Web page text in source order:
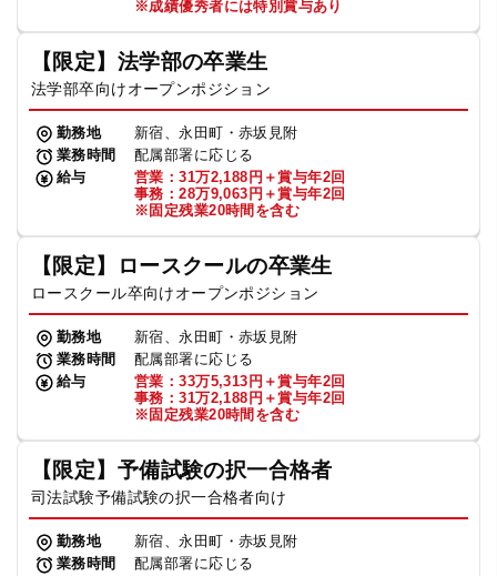
※成績優秀者には特別賞与あり
【限定】法学部の卒業生
法学部卒向けオープンポジション
勤務地
新宿、永田町・赤坂見附
業務時間
配属部署に応じる
給与
営業：31万2,188円＋賞与年2回
事務：28万9,063円＋賞与年2回
※固定残業20時間を含む
【限定】ロースクールの卒業生
ロースクール卒向けオープンポジション
勤務地
新宿、永田町・赤坂見附
業務時間
配属部署に応じる
給与
営業：33万5,313円＋賞与年2回
事務：31万2,188円＋賞与年2回
※固定残業20時間を含む
【限定】予備試験の択一合格者
司法試験予備試験の択一合格者向け
勤務地
新宿、永田町・赤坂見附
業務時間
配属部署に応じる